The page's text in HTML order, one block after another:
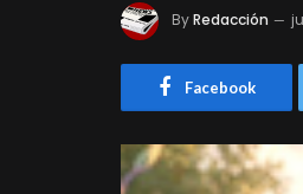
ByRedacción
Facebook